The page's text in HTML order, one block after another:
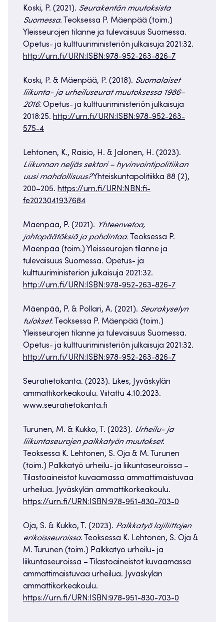
Koski, P. (2021). Seurakentän muutoksista
Suomessa. Teoksessa P. Mäenpää (toim.)
Yleisseurojen tilanne ja tulevaisuus Suomessa.
Opetus- ja kulttuuriministeriön julkaisuja 2021:32.
http://urn.fi/URN:ISBN:978-952-263-826-7
Koski, P. & Mäenpää, P. (2018). Suomalaiset
liikunta- ja urheiluseurat muutoksessa 1986–
2016. Opetus- ja kulttuuriministeriön julkaisuja
2018:25. http://urn.fi/URN:ISBN:978-952-263-
575-4
Lehtonen, K., Raisio, H. & Jalonen, H. (2023).
Liikunnan neljäs sektori – hyvinvointipolitiikan
uusi mahdollisuus?Yhteiskuntapolitiikka 88 (2),
200–205. https://urn.fi/URN:NBN:fi-
fe2023041937684
Mäenpää, P. (2021). Yhteenvetoa,
johtopäätöksiä ja pohdintaa. Teoksessa P.
Mäenpää (toim.) Yleisseurojen tilanne ja
tulevaisuus Suomessa. Opetus- ja
kulttuuriministeriön julkaisuja 2021:32.
http://urn.fi/URN:ISBN:978-952-263-826-7
Mäenpää, P. & Pollari, A. (2021). Seurakyselyn
tulokset. Teoksessa P. Mäenpää (toim.)
Yleisseurojen tilanne ja tulevaisuus Suomessa.
Opetus- ja kulttuuriministeriön julkaisuja 2021:32.
http://urn.fi/URN:ISBN:978-952-263-826-7
Seuratietokanta. (2023). Likes, Jyväskylän
ammattikorkeakoulu. Viitattu 4.10.2023.
www.seuratietokanta.fi
Turunen, M. & Kukko, T. (2023). Urheilu- ja
liikuntaseurojen palkkatyön muutokset.
Teoksessa K. Lehtonen, S. Oja & M. Turunen
(toim.) Palkkatyö urheilu- ja liikuntaseuroissa –
Tilastoaineistot kuvaamassa ammattimaistuvaa
urheilua. Jyväskylän ammattikorkeakoulu.
https://urn.fi/URN:ISBN:978-951-830-703-0
Oja, S. & Kukko, T. (2023). Palkkatyö lajiliittojen
erikoisseuroissa. Teoksessa K. Lehtonen, S. Oja &
M. Turunen (toim.) Palkkatyö urheilu- ja
liikuntaseuroissa – Tilastoaineistot kuvaamassa
ammattimaistuvaa urheilua. Jyväskylän
ammattikorkeakoulu.
https://urn.fi/URN:ISBN:978-951-830-703-0